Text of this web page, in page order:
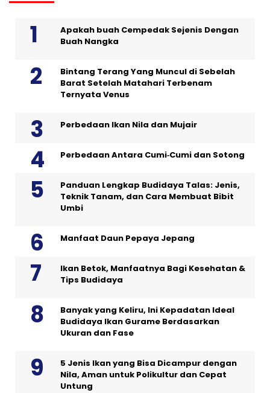
Apakah buah Cempedak Sejenis Dengan
Buah Nangka
Bintang Terang Yang Muncul di Sebelah
Barat Setelah Matahari Terbenam
Ternyata Venus
Perbedaan Ikan Nila dan Mujair
Perbedaan Antara Cumi‑Cumi dan Sotong
Panduan Lengkap Budidaya Talas: Jenis,
Teknik Tanam, dan Cara Membuat Bibit
Umbi
Manfaat Daun Pepaya Jepang
Ikan Betok, Manfaatnya Bagi Kesehatan &
Tips Budidaya
Banyak yang Keliru, Ini Kepadatan Ideal
Budidaya Ikan Gurame Berdasarkan
Ukuran dan Fase
5 Jenis Ikan yang Bisa Dicampur dengan
Nila, Aman untuk Polikultur dan Cepat
Untung